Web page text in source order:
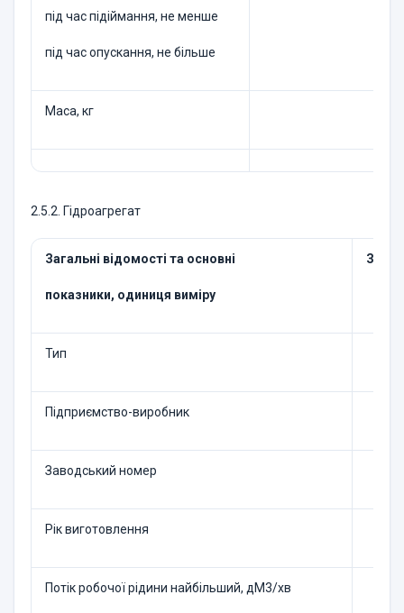
під час підіймання, не менше
під час опускання, не більше
Маса, кг
2.5.2. Гідроагрегат
Загальні відомості та основні
показники, одиниця виміру
Тип
Підприємство-виробник
Заводський номер
Рік виготовлення
Потік робочої рідини найбільший, дМ3/хв